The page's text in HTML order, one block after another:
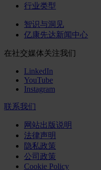
行业类型
智识与洞见
亿康先达新闻中心
在社交媒体关注我们
LinkedIn
YouTube
Instagram
联系我们
网站出版说明
法律声明
隐私政策
公司政策
Cookie Policy